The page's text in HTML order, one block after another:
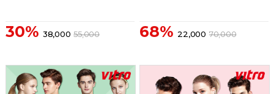
30% 38,000 55,000 68% 22,000 70,000